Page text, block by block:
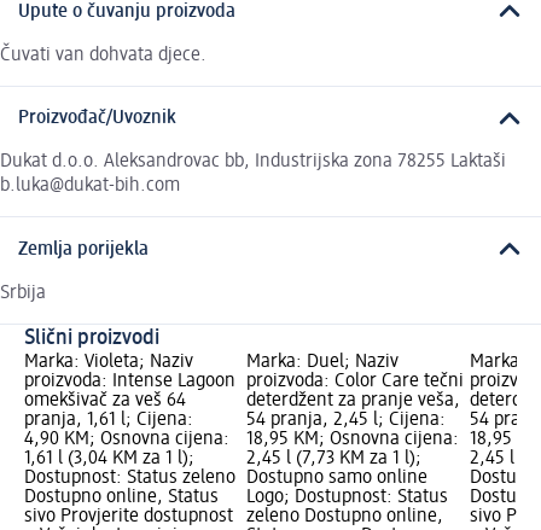
Upute o čuvanju proizvoda
Čuvati van dohvata djece.
Proizvođač/Uvoznik
Dukat d.o.o. Aleksandrovac bb, Industrijska zona 78255 Laktaši
b.luka@dukat-bih.com
Zemlja porijekla
Srbija
Slični proizvodi
Marka: Violeta; Naziv
proizvoda: Intense Lagoon
omekšivač za veš 64
pranja, 1,61 l; Cijena:
4,90 KM; Osnovna cijena:
1,61 l (3,04 KM za 1 l);
Dostupnost: Status zeleno
Dostupno online, Status
sivo Provjerite dostupnost
Marka: Duel; Naziv
proizvoda: Color Care tečni
deterdžent za pranje veša,
54 pranja, 2,45 l; Cijena:
18,95 KM; Osnovna cijena:
2,45 l (7,73 KM za 1 l);
Dostupno samo online
Logo; Dostupnost: Status
zeleno Dostupno online,
Marka:
54
18,95
2,45 l
sivo